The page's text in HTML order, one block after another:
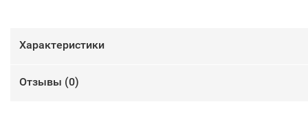
Характеристики
Отзывы (0)